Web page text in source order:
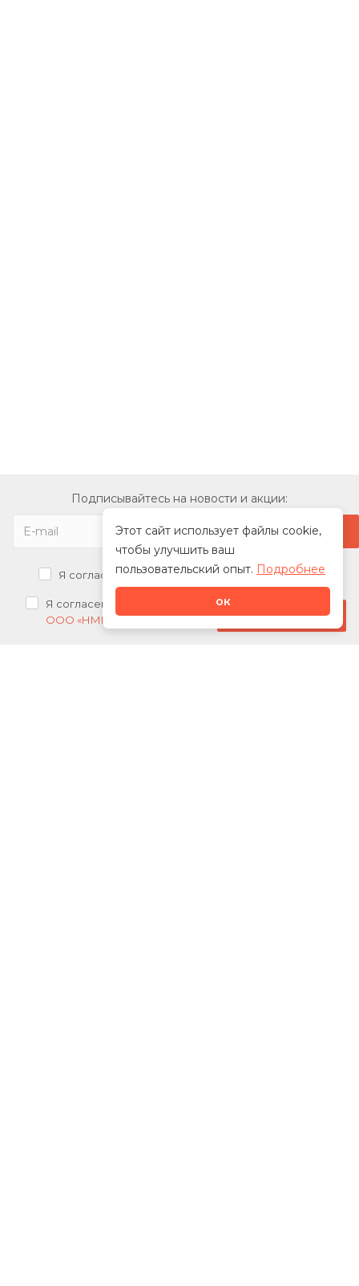
Этот сайт использует файлы cookie,
чтобы улучшить ваш
пользовательский опыт. Подробнее
ок
Подписывайтесь на новости и акции:
Я согласен наобработку персональных данных
Я согласен на
получение рекламных рассылок от
ООО «НМК»
Стать дилером